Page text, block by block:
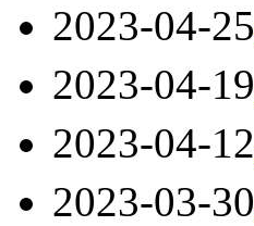
2023-04-25
2023-04-19
2023-04-12
2023-03-30